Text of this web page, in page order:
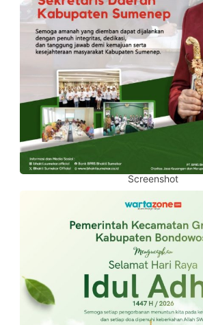
Screenshot